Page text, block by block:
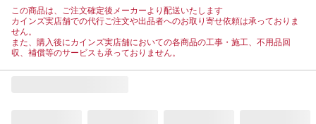
この商品は、ご注文確定後メーカーより配送いたします
カインズ実店舗での代行ご注文や出品者へのお取り寄せ依頼は承っておりま
せん。
また、購入後にカインズ実店舗においての各商品の工事・施工、不用品回
収、補償等のサービスも承っておりません。